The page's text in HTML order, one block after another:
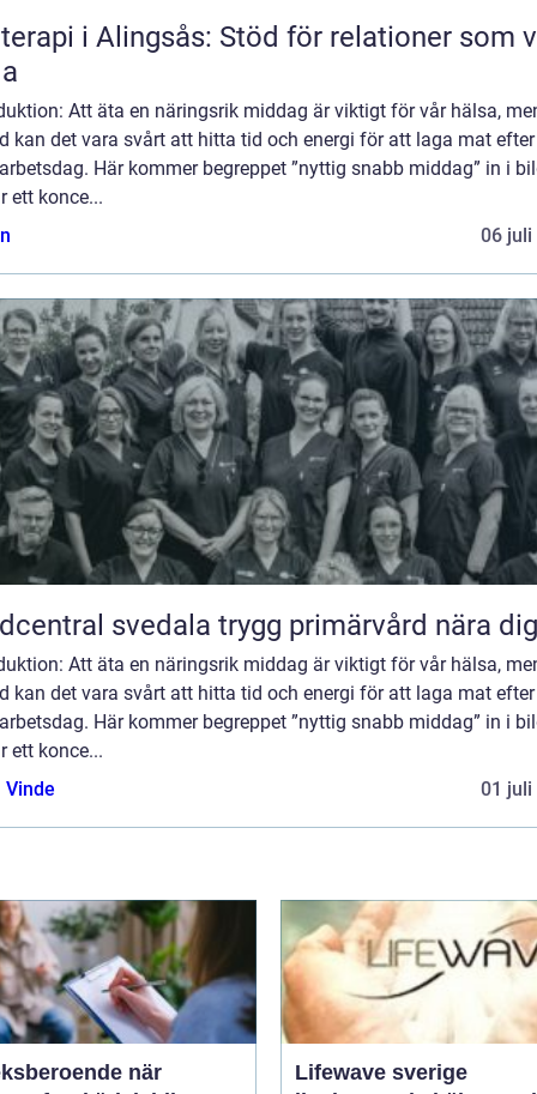
i Alingsås: Stöd för relationer som
Att äta en näringsrik middag är viktigt för vår hälsa,
kan det vara svårt att hitta tid och energi för att laga mat
Här kommer begreppet ”nyttig snabb middag” in i
ett konce...
06 juli
Vårdcentral svedala trygg primärvård nära dig
Att äta en näringsrik middag är viktigt för vår hälsa,
kan det vara svårt att hitta tid och energi för att laga mat
Här kommer begreppet ”nyttig snabb middag” in i
ett konce...
Vinde
01 juli
när
Lifewave sverige